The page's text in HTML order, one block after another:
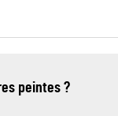
peintes ?